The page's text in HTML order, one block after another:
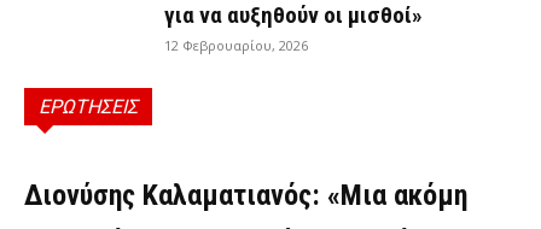
για να αυξηθούν οι μισθοί»
12 Φεβρουαρίου, 2026
ΕΡΩΤΗΣΕΙΣ
ΕΡΩΤΉΣΕΙΣ
Διονύσης Καλαματιανός: «Μια ακόμη